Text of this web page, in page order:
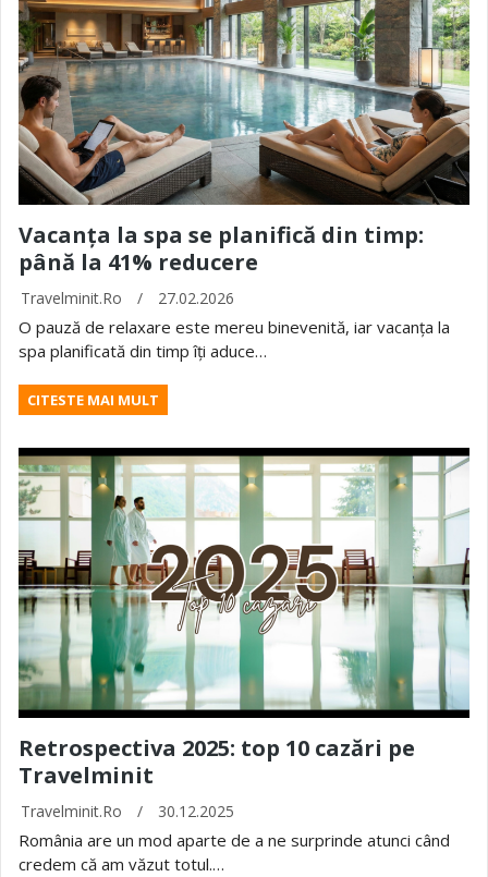
Vacanța la spa se planifică din timp:
până la 41% reducere
Travelminit.ro / 27.02.2026
O pauză de relaxare este mereu binevenită, iar vacanța la
spa planificată din timp îți aduce…
CITESTE MAI MULT
Retrospectiva 2025: top 10 cazări pe
Travelminit
Travelminit.ro / 30.12.2025
România are un mod aparte de a ne surprinde atunci când
credem că am văzut totul.…